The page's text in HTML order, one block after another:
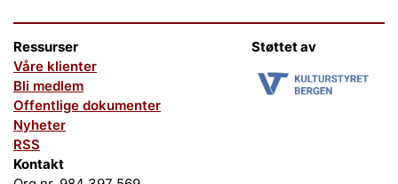
Ressurser
Våre klienter
Bli medlem
Offentlige dokumenter
Nyheter
RSS
Støttet av
Kontakt